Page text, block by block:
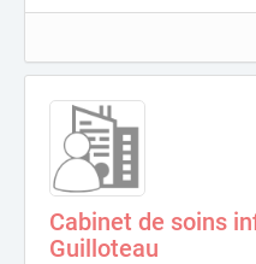
Cabinet de soins
Guilloteau